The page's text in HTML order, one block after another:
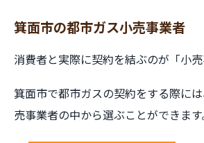
箕面市の都市ガス小売事業者
消費者と実際に契約を結ぶのが「小売
箕面市で都市ガスの契約をする際に
売事業者の中から選ぶことができます